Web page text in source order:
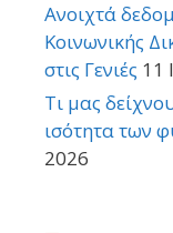
Ανοιχτά
Κοινωνικής
στις Γενιές 11
Τι μας
ισότητα των
2026